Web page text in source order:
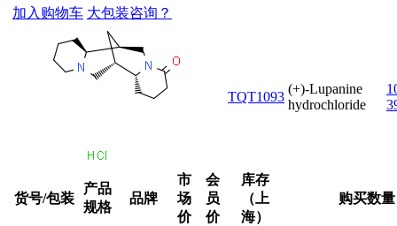
加入购物车 大包装咨询？
TQT1093
(+)-Lupanine
hydrochloride
货号/包装
产品
规格
品牌
市
场
价
会
员
价
库存
（上
海）
购买数量